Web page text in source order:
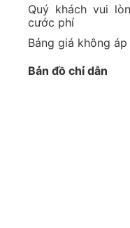
Quý khách vui
cước phí
Bảng giá không
Bản đồ chỉ dẫn